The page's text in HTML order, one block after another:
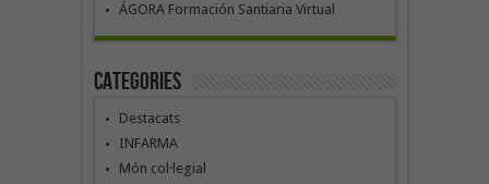
ÁGORA Formación Santiaria Virtual
Categories
Destacats
INFARMA
Món col·legial